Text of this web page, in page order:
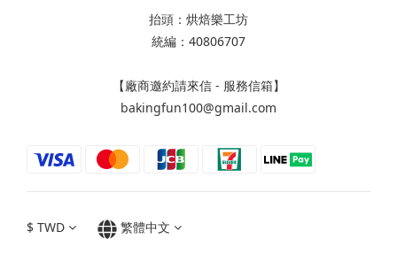
抬頭：烘焙樂工坊
統編：40806707
【廠商邀約請來信 - 服務信箱】
bakingfun100@gmail.com
$ TWD 繁體中文